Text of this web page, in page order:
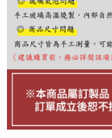
是否繳費成功／繳費後需
客戶支援中心」 https://
【注意事項】
１．透過由恩沛科技股份
易，需依本服務之必要
２．關於個人資料處理
https://aftee.tw/terms/
「AFTEE先享後付」，